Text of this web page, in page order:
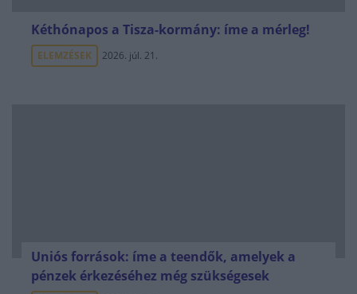
Kéthónapos a Tisza-kormány: íme a mérleg!
ELEMZÉSEK 2026. júl. 21.
Uniós források: íme a teendők, amelyek a
pénzek érkezéséhez még szükségesek